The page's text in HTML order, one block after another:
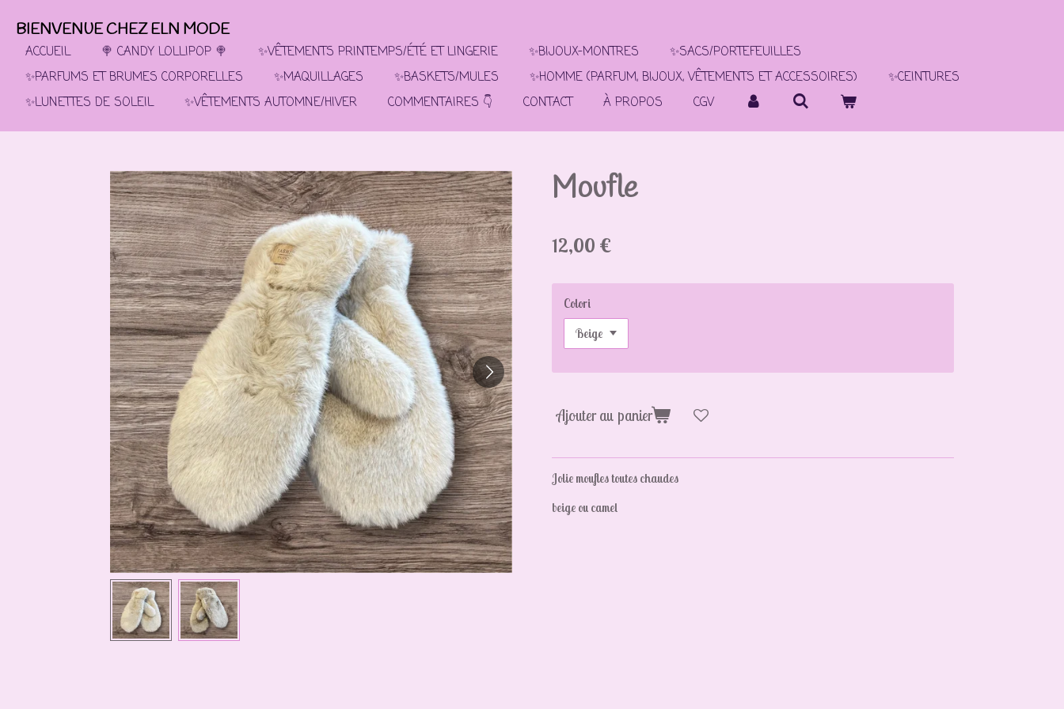
au
contenu
principal
BIENVENUE CHEZ ELN MODE
ACCUEIL 🍭 CANDY LOLLIPOP 🍭 ✨VÊTEMENTS PRINTEMPS/ÉTÉ ET LINGERIE ✨BIJOUX-MONTRES
✨SACS/PORTEFEUILLES
✨PARFUMS ET BRUMES CORPORELLES
✨MAQUILLAGES ✨BASKETS/MULES ✨HOMME (PARFUM, BIJOUX, VÊTEMENTS ET ACCESSOIRES)
✨CEINTURES
✨LUNETTES DE SOLEIL
✨VÊTEMENTS AUTOMNE/HIVER COMMENTAIRES 👇 CONTACT À PROPOS CGV
Moufle
12,00 €
Colori
Ajouter au panier
Jolie moufles toutes chaudes
beige ou camel